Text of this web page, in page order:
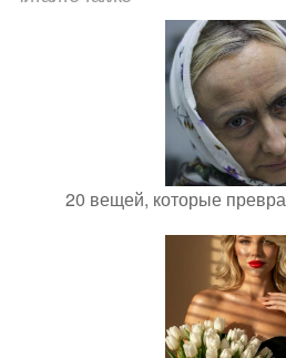
20 вещей, которые